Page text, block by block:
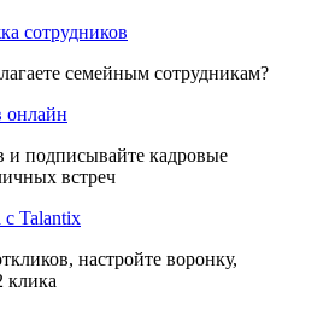
сотрудников
семейным сотрудникам?
онлайн
и подписывайте кадровые
встреч
с Talantix
настройте воронку,
клика